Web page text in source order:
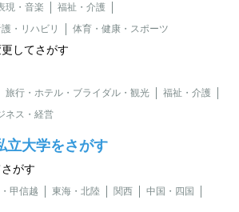
現・音楽
福祉・介護
・リハビリ
体育・健康・スポーツ
してさがす
旅行・ホテル・ブライダル・観光
福祉・介護
ネス・経営
立大学をさがす
がす
甲信越 東海・北陸 関西
中国・四国